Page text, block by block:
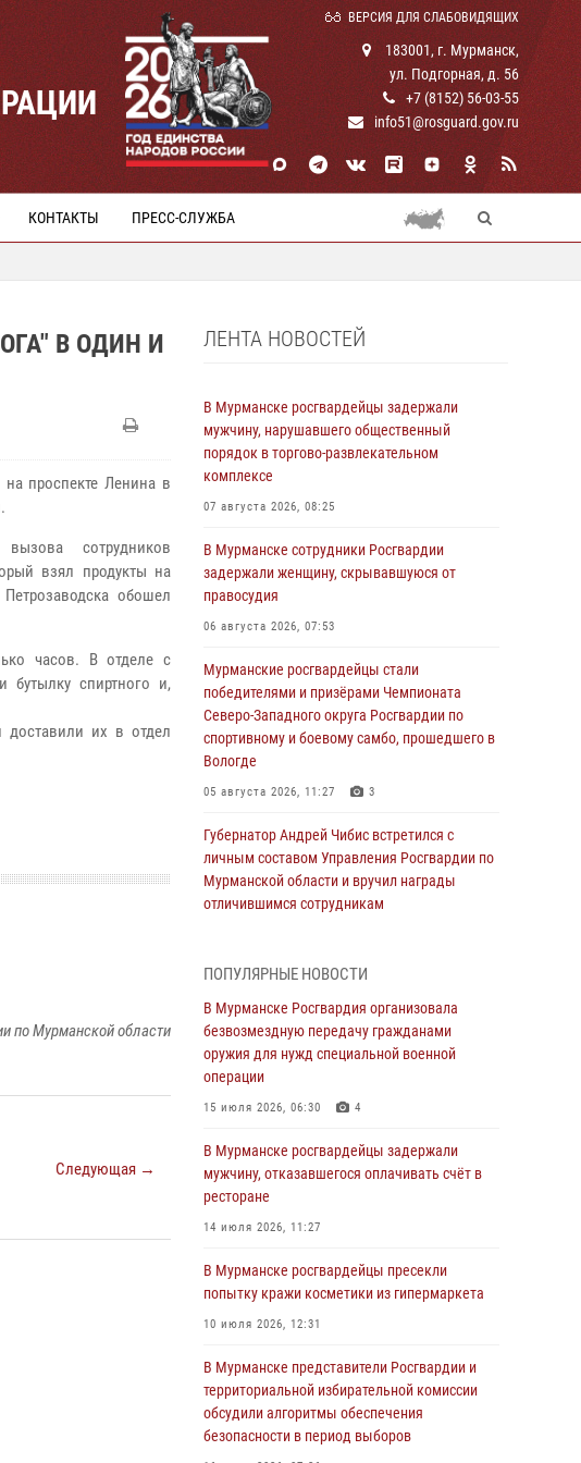
ВЕРСИЯ ДЛЯ СЛАБОВИДЯЩИХ
183001, г. Мурманск,
ул. Подгорная, д. 56
+7 (8152) 56-03-55
info51@rosguard.gov.ru
КОНТАКТЫ ПРЕСС-СЛУЖБА
В ОДИН И
проспекте Ленина в
сотрудников
взял продукты на
обошел
часов. В отделе с
бутылку спиртного и,
доставили их в отдел
по Мурманской области
Следующая →
ЛЕНТА НОВОСТЕЙ
В Мурманске росгвардейцы задержали
мужчину, нарушавшего общественный
порядок в торгово-развлекательном
комплексе
07 августа 2026, 08:25
В Мурманске сотрудники Росгвардии
задержали женщину, скрывавшуюся от
правосудия
06 августа 2026, 07:53
Мурманские росгвардейцы стали
победителями и призёрами Чемпионата
Северо-Западного округа Росгвардии по
спортивному и боевому самбо, прошедшего в
Вологде
05 августа 2026, 11:27 3
Губернатор Андрей Чибис встретился с
личным составом Управления Росгвардии по
Мурманской области и вручил награды
отличившимся сотрудникам
В Мурманске сотрудники Росгвардии
пресекли утренний дебош в баре на улице
Карла Маркса
04 августа 2026, 08:54
Морской отряд Северо - Западного округа
образования
03 августа 2026, 12:23 4
дебошира на автозаправочной станции
03 августа 2026, 09:12
Сотрудники Росгвардии провели инструктаж
по антитеррористической защищенности для
членов избирательных комиссий в
преддверии выборов
31 июля 2026, 08:48
ПОПУЛЯРНЫЕ НОВОСТИ
В Мурманске Росгвардия организовала
безвозмездную передачу гражданами
оружия для нужд специальной военной
операции
15 июля 2026, 06:30 4
В Мурманске росгвардейцы задержали
мужчину, отказавшегося оплачивать счёт в
ресторане
14 июля 2026, 11:27
В Мурманске росгвардейцы пресекли
попытку кражи косметики из гипермаркета
10 июля 2026, 12:31
В Мурманске представители Росгвардии и
территориальной избирательной комиссии
обсудили алгоритмы обеспечения
безопасности в период выборов